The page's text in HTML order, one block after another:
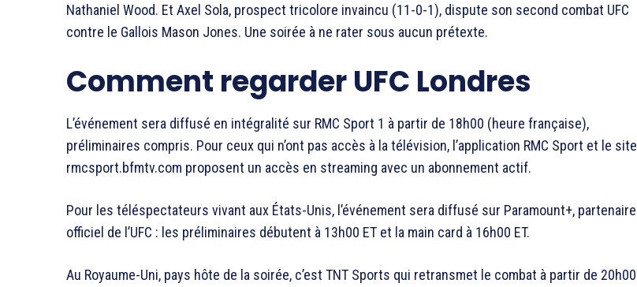
Nathaniel Wood. Et Axel Sola, prospect tricolore invaincu (11-0-1), dispute son second combat UFC
contre le Gallois Mason Jones. Une soirée à ne rater sous aucun prétexte.
Comment regarder UFC Londres
L’événement sera diffusé en intégralité sur RMC Sport 1 à partir de 18h00 (heure française),
préliminaires compris. Pour ceux qui n’ont pas accès à la télévision, l’application RMC Sport et le site
rmcsport.bfmtv.com proposent un accès en streaming avec un abonnement actif.
Pour les téléspectateurs vivant aux États-Unis, l’événement sera diffusé sur Paramount+, partenaire
officiel de l’UFC : les préliminaires débutent à 13h00 ET et la main card à 16h00 ET.
Au Royaume-Uni, pays hôte de la soirée, c’est TNT Sports qui retransmet le combat à partir de 20h00